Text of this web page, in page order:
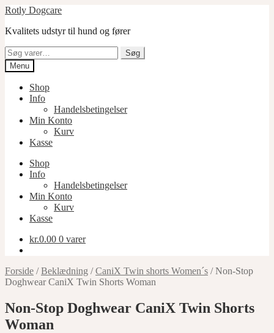
Spring
navigation
Spring
indhold
Rotly Dogcare
Kvalitets udstyr til hund og fører
Søg
efter:
Søg
Menu
Shop
Info
Handelsbetingelser
Min Konto
Kurv
Kasse
Shop
Info
Handelsbetingelser
Min Konto
Kurv
Kasse
kr.0.00 0 varer
Forside /Beklædning /CaniX Twin shorts Women´s /Non-Stop
Doghwear CaniX Twin Shorts Woman
Non-Stop Doghwear CaniX Twin Shorts
Woman